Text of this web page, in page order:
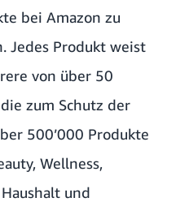
bei Amazon zu
Jedes Produkt weist
von über 50
zum Schutz der
500’000 Produkte
Wellness,
und